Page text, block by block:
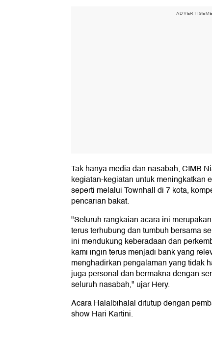
Tak hanya media dan nasabah, CIMB
kegiatan-kegiatan untuk meningkatkan
seperti melalui Townhall di 7 kota,
pencarian bakat.
"Seluruh rangkaian acara ini
terus terhubung dan tumbuh bersama
ini mendukung keberadaan dan
kami ingin terus menjadi bank yang
menghadirkan pengalaman yang tidak
juga personal dan bermakna dengan
seluruh nasabah," ujar Hery.
Acara Halalbihalal ditutup dengan
show Hari Kartini.